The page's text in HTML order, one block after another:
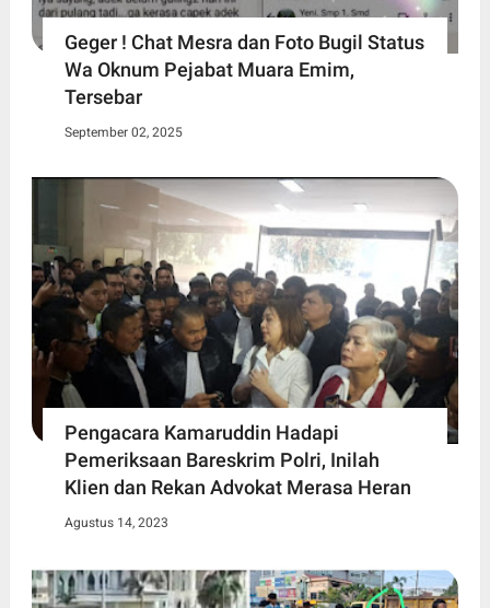
Geger ! Chat Mesra dan Foto Bugil Status
Wa Oknum Pejabat Muara Emim,
Tersebar
September 02, 2025
Pengacara Kamaruddin Hadapi
Pemeriksaan Bareskrim Polri, Inilah
Klien dan Rekan Advokat Merasa Heran
Agustus 14, 2023